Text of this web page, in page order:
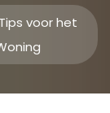
Tips voor het